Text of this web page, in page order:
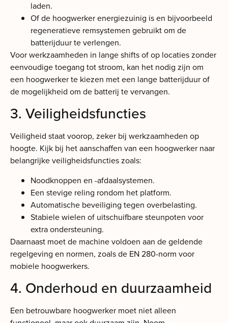
laden.
Of de hoogwerker energiezuinig is en bijvoorbeeld
regeneratieve remsystemen gebruikt om de
batterijduur te verlengen.
Voor werkzaamheden in lange shifts of op locaties zonder
eenvoudige toegang tot stroom, kan het nodig zijn om
een hoogwerker te kiezen met een lange batterijduur of
de mogelijkheid om de batterij te vervangen.
3. Veiligheidsfuncties
Veiligheid staat voorop, zeker bij werkzaamheden op
hoogte. Kijk bij het aanschaffen van een hoogwerker naar
belangrijke veiligheidsfuncties zoals:
Noodknoppen en -afdaalsystemen.
Een stevige reling rondom het platform.
Automatische beveiliging tegen overbelasting.
Stabiele wielen of uitschuifbare steunpoten voor
extra ondersteuning.
Daarnaast moet de machine voldoen aan de geldende
regelgeving en normen, zoals de EN 280-norm voor
mobiele hoogwerkers.
4. Onderhoud en duurzaamheid
Een betrouwbare hoogwerker moet niet alleen